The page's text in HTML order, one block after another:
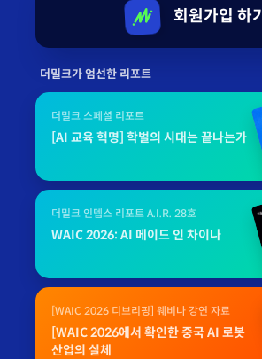
회원가입 하기
더밀크가 엄선한 리포트
더밀크 스페셜 리포트
[AI 교육 혁명] 학벌의 시대는 끝나는가
더밀크 인뎁스 리포트 A.I.R. 28호
WAIC 2026: AI 메이드 인 차이나
[WAIC 2026 디브리핑] 웨비나 강연 자료
[WAIC 2026에서 확인한 중국 AI 로봇
산업의 실체